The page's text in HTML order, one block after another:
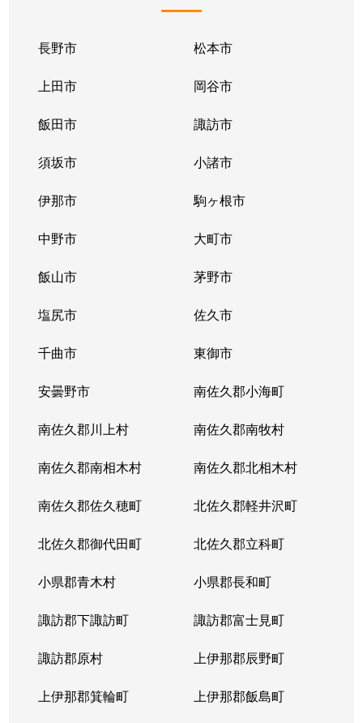
長野市 松本市
上田市 岡谷市
飯田市 諏訪市
須坂市 小諸市
伊那市 駒ヶ根市
中野市 大町市
飯山市 茅野市
塩尻市 佐久市
千曲市 東御市
安曇野市 南佐久郡小海町
南佐久郡川上村 南佐久郡南牧村
南佐久郡南相木村 南佐久郡北相木村
南佐久郡佐久穂町 北佐久郡軽井沢町
北佐久郡御代田町 北佐久郡立科町
小県郡青木村 小県郡長和町
諏訪郡下諏訪町 諏訪郡富士見町
諏訪郡原村 上伊那郡辰野町
上伊那郡箕輪町 上伊那郡飯島町